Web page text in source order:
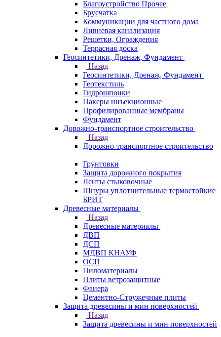
Благоустройство Прочее
Брусчатка
Коммуникации для частного дома
Ливневая канализация
Решетки, Ограждения
Террасная доска
Геосинтетики, Дренаж, Фундамент
Назад
Геосинтетики, Дренаж, Фундамент
Геотекстиль
Гидрошпонки
Пакеры инъекционные
Профилированные мембраны
Фундамент
Дорожно-транспортное строительство
Назад
Дорожно-транспортное строительство
Грунтовки
Защита дорожного покрытия
Ленты стыковочные
Шнуры уплотнительные термостойкие
БРИТ
Древесные материалы
Назад
Древесные материалы
ДВП
ДСП
МДВП КНАУФ
ОСП
Пиломатериалы
Плиты ветрозащитные
Фанера
Цементно-Стружечные плиты
Защита древесины и мин поверхностей
Назад
Защита древесины и мин поверхностей